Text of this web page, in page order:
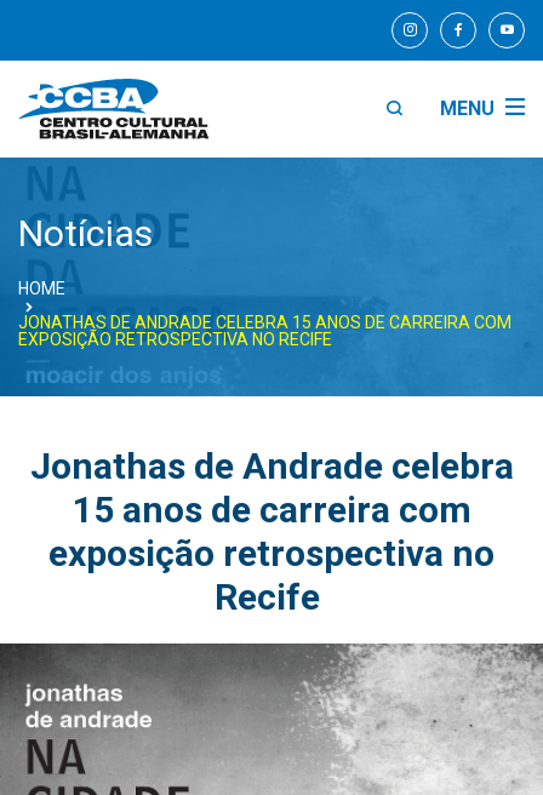
MENU
Notícias
HOME
JONATHAS DE ANDRADE CELEBRA 15 ANOS DE CARREIRA COM
EXPOSIÇÃO RETROSPECTIVA NO RECIFE
Jonathas de Andrade celebra
15 anos de carreira com
exposição retrospectiva no
Recife